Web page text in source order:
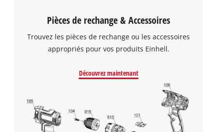
Pièces de rechange & Accessoires
Trouvez les pièces de rechange ou les accessoires
appropriés pour vos produits Einhell.
Découvrez maintenant